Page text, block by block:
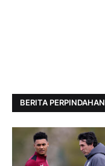
BERITA PERPINDAHAN